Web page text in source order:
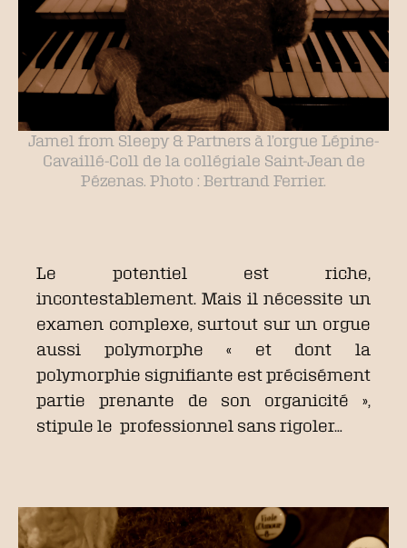
Jamel from Sleepy & Partners à l’orgue Lépine-
Cavaillé-Coll de la collégiale Saint-Jean de
Pézenas. Photo : Bertrand Ferrier.
Le potentiel est riche,
incontestablement. Mais il nécessite un
examen complexe, surtout sur un orgue
aussi polymorphe « et dont la
polymorphie signifiante est précisément
partie prenante de son organicité »,
stipule le professionnel sans rigoler…